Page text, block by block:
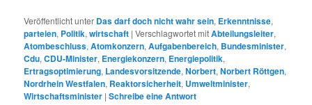
Veröffentlicht unter Das darf doch nicht wahr sein, Erkenntnisse,
parteien, Politik,wirtschaft |Verschlagwortet mitAbteilungsleiter,
Atombeschluss,Atomkonzern,Aufgabenbereich, Bundesminister,
Cdu,CDU-Minister, Energiekonzern, Energiepolitik,
Ertragsoptimierung, Landesvorsitzende,Norbert,Norbert Röttgen,
Nordrhein Westfalen, Reaktorsicherheit, Umweltminister,
Wirtschaftsminister |Schreibe eine Antwort